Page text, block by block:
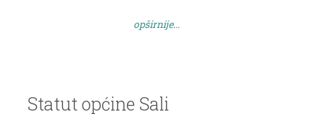
opširnije...
Statut općine Sali